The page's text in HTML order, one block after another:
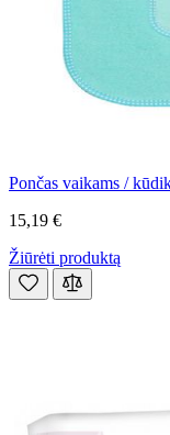
Pončas vaikams /
15,19 €
Žiūrėti produktą